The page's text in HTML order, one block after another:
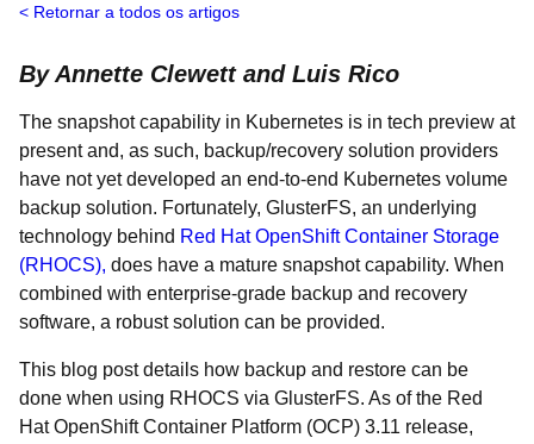
Retornar a todos os artigos
By Annette Clewett and Luis Rico
The snapshot capability in Kubernetes is in tech preview at
present and, as such, backup/recovery solution providers
have not yet developed an end-to-end Kubernetes volume
backup solution. Fortunately, GlusterFS, an underlying
technology behind Red Hat OpenShift Container Storage
(RHOCS), does have a mature snapshot capability. When
combined with enterprise-grade backup and recovery
software, a robust solution can be provided.
This blog post details how backup and restore can be
done when using RHOCS via GlusterFS. As of the Red
Hat OpenShift Container Platform (OCP) 3.11 release,